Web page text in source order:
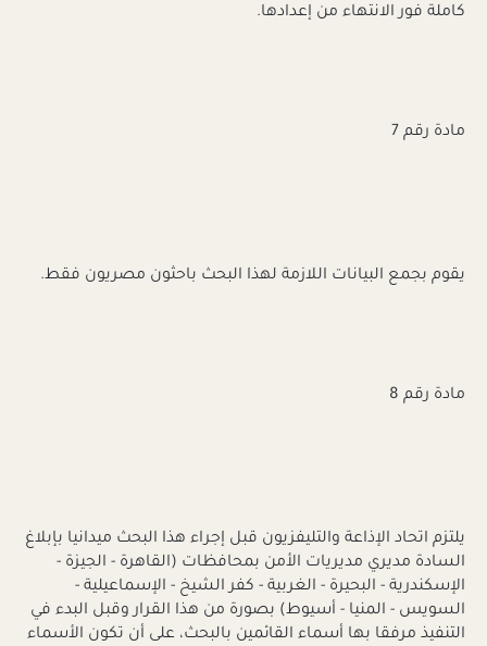
كاملة فور الانتهاء من إعدادها.
مادة رقم 7
يقوم بجمع البيانات اللازمة لهذا البحث باحثون مصريون فقط.
مادة رقم 8
يلتزم اتحاد الإذاعة والتليفزيون قبل إجراء هذا البحث ميدانيا بإبلاغ
السادة مديري مديريات الأمن بمحافظات (القاهرة - الجيزة -
الإسكندرية - البحيرة - الغربية - كفر الشيخ - الإسماعيلية -
السويس - المنيا - أسيوط) بصورة من هذا القرار وقبل البدء في
التنفيذ مرفقا بها أسماء القائمين بالبحث، على أن تكون الأسماء